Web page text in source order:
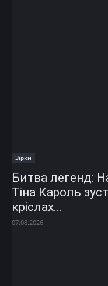
Зірки
Битва легенд:
Тіна Кароль
кріслах...
07.08.2026